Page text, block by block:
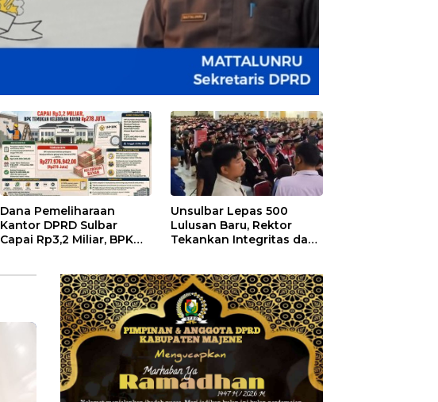
Dana Pemeliharaan
Kantor DPRD Sulbar
Capai Rp3,2 Miliar, BPK
Unsulbar Lepas 500
Lulusan Baru, Rektor
Tekankan Integritas dan